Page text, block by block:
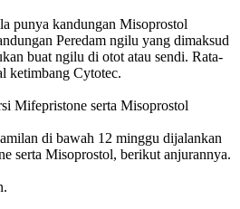
punya kandungan Misoprostol
Peredam ngilu yang dimaksud
buat ngilu di otot atau sendi. Rata-
ketimbang Cytotec.
Mifepristone serta Misoprostol
di bawah 12 minggu dijalankan
serta Misoprostol, berikut anjurannya.